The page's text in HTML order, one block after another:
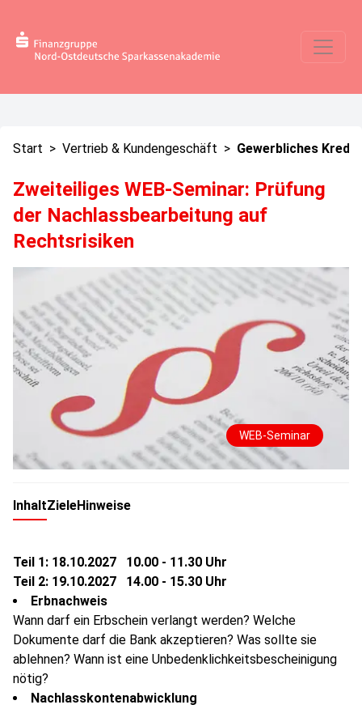
Start > Vertrieb & Kundengeschäft > Gewerbliches
Zweiteiliges WEB-Seminar: Prüfung
der Nachlassbearbeitung auf
Rechtsrisiken
WEB-Seminar
InhaltZieleHinweise
Teil 1: 18.10.2027 10.00 - 11.30 Uhr
Teil 2: 19.10.2027 14.00 - 15.30 Uhr
Erbnachweis
Wann darf ein Erbschein verlangt werden? Welche
Dokumente darf die Bank akzeptieren? Was sollte sie
ablehnen? Wann ist eine Unbedenklichkeitsbescheinigung
nötig?
Nachlasskontenabwicklung